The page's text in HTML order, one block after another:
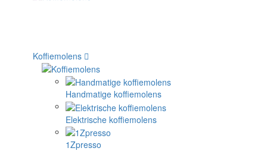
Koffiemolens
Handmatige koffiemolens
Elektrische koffiemolens
1Zpresso